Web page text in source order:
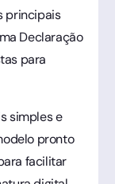
principais
Declaração
para
simples e
pronto
facilitar